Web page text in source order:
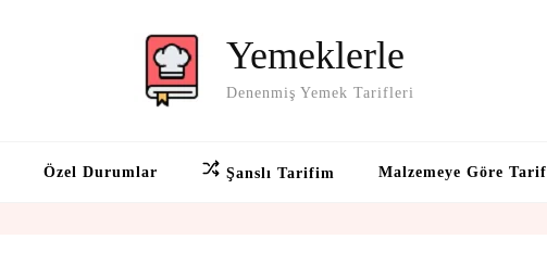
Yemeklerle
Denenmiş Yemek Tarifleri
Özel Durumlar Şanslı Tarifim Malzemeye Göre Tarif